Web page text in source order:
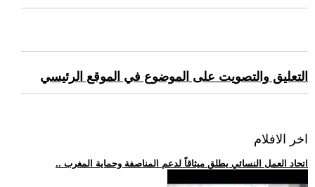
التعليق والتصويت على الموضوع في الموقع الرئيسي
اخر الافلام
.. اتحاد العمل النسائي يطلق ميثاقاً لدعم المناصفة وحماية المغرب